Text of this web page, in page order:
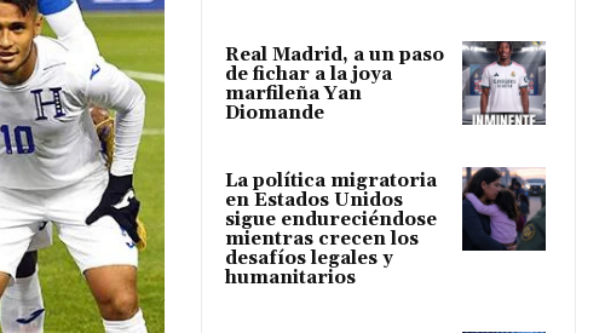
Real Madrid, a un paso
de fichar a la joya
marfileña Yan
Diomande
La política migratoria
en Estados Unidos
sigue endureciéndose
mientras crecen los
desafíos legales y
humanitarios